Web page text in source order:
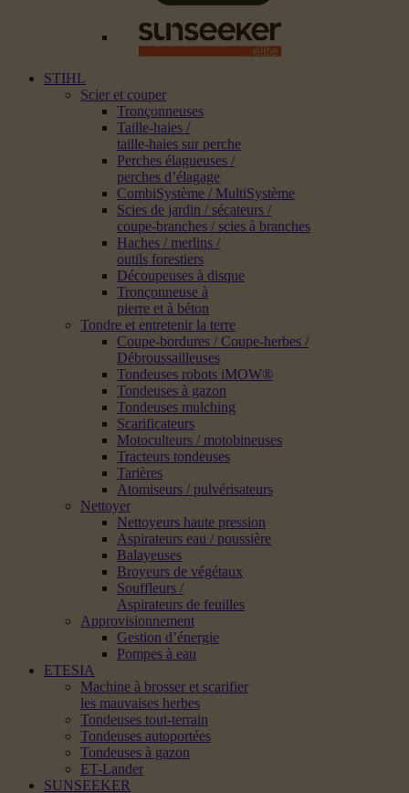
STIHL
Scier et couper
Tronçonneuses
Taille-haies /
taille-haies sur perche
Perches élagueuses /
perches d’élagage
CombiSystème / MultiSystème
Scies de jardin / sécateurs /
coupe-branches / scies à branches
Haches / merlins /
outils forestiers
Découpeuses à disque
Tronçonneuse à
pierre et à béton
Tondre et entretenir la terre
Coupe-bordures / Coupe-herbes /
Débroussailleuses
Tondeuses robots iMOW®
Tondeuses à gazon
Tondeuses mulching
Scarificateurs
Motoculteurs / motobineuses
Tracteurs tondeuses
Tarières
Atomiseurs / pulvérisateurs
Nettoyer
Nettoyeurs haute pression
Aspirateurs eau / poussière
Balayeuses
Broyeurs de végétaux
Souffleurs /
Aspirateurs de feuilles
Approvisionnement
Gestion d’énergie
Pompes à eau
ETESIA
Machine à brosser et scarifier
les mauvaises herbes
Tondeuses tout-terrain
Tondeuses autoportées
Tondeuses à gazon
ET-Lander
SUNSEEKER